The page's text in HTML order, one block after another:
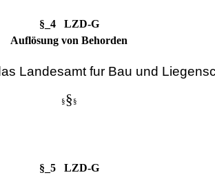
§_4 LZD-G
Auflösung von Behorden
Landesamt fur Bau und
§§ §
§_5 LZD-G